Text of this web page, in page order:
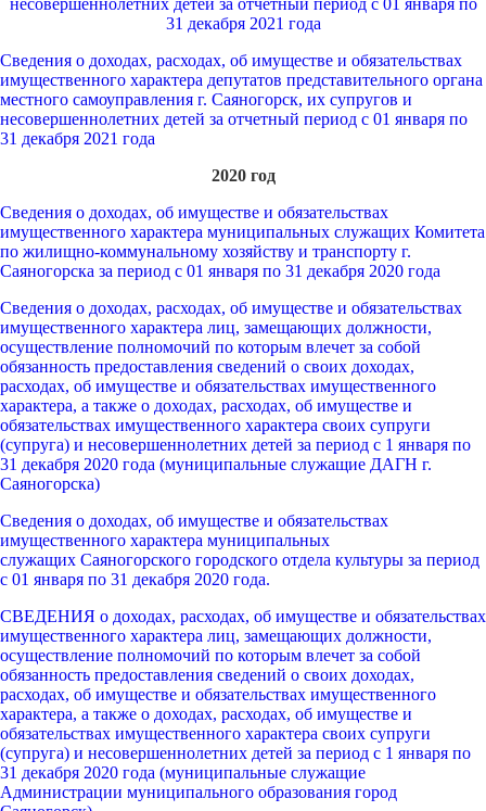
несовершеннолетних детей за отчетный период с 01 января по
31 декабря 2021 года
Сведения о доходах, расходах, об имуществе и обязательствах
имущественного характера депутатов представительного органа
местного самоуправления г. Саяногорск, их супругов и
несовершеннолетних детей за отчетный период с 01 января по
31 декабря 2021 года
2020 год
Сведения о доходах, об имуществе и обязательствах
имущественного характера муниципальных служащих Комитета
по жилищно-коммунальному хозяйству и транспорту г.
Саяногорска за период с 01 января по 31 декабря 2020 года
Сведения о доходах, расходах, об имуществе и обязательствах
имущественного характера лиц, замещающих должности,
осуществление полномочий по которым влечет за собой
обязанность предоставления сведений о своих доходах,
расходах, об имуществе и обязательствах имущественного
характера, а также о доходах, расходах, об имуществе и
обязательствах имущественного характера своих супруги
(супруга) и несовершеннолетних детей за период с 1 января по
31 декабря 2020 года (муниципальные служащие ДАГН г.
Саяногорска)
Сведения о доходах, об имуществе и обязательствах
имущественного характера муниципальных
служащих Саяногорского городского отдела культуры за период
с 01 января по 31 декабря 2020 года.
СВЕДЕНИЯ о доходах, расходах, об имуществе и обязательствах
имущественного характера лиц, замещающих должности,
осуществление полномочий по которым влечет за собой
обязанность предоставления сведений о своих доходах,
расходах, об имуществе и обязательствах имущественного
характера, а также о доходах, расходах, об имуществе и
обязательствах имущественного характера своих супруги
(супруга) и несовершеннолетних детей за период с 1 января по
31 декабря 2020 года (муниципальные служащие
Администрации муниципального образования город